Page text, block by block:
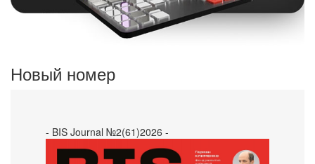
Новый номер
- BIS Journal №2(61)2026 -